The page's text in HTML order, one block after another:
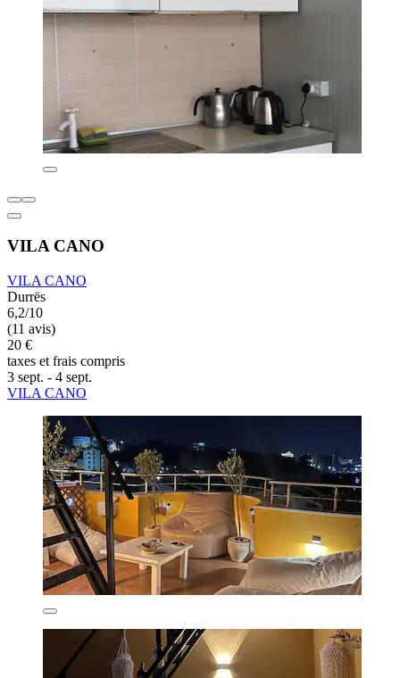
VILA CANO
VILA CANO
Durrës
6,2/10
(11 avis)
20 €
taxes et frais compris
3 sept. - 4 sept.
VILA CANO